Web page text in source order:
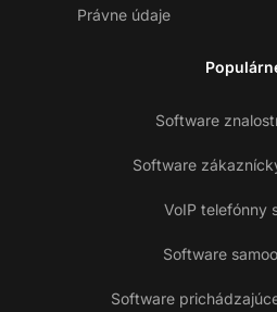
Právne údaje
Software
Software
VoIP telefónny
Software
Software